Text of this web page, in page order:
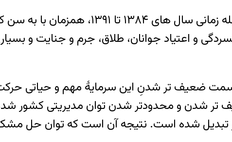
۴٫ در حوزه اجتماعی، بعد از توقف اشتغالزایی اقتصاد
و اعتیاد جوانان، طلاق، جرم و جنایت و
سمت ضعیف تر شدنِ این سرمایۀ مهم و حیاتی
تر شدن و محدودتر شدن توان مدیریتی کشور
تبدیل شده است. نتیجه آن است که توان حل